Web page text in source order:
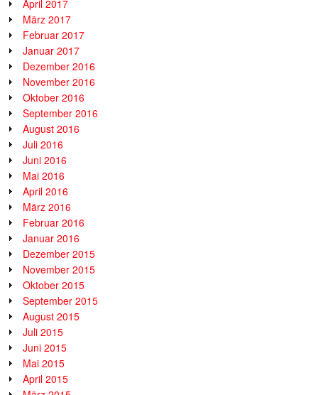
April 2017
März 2017
Februar 2017
Januar 2017
Dezember 2016
November 2016
Oktober 2016
September 2016
August 2016
Juli 2016
Juni 2016
Mai 2016
April 2016
März 2016
Februar 2016
Januar 2016
Dezember 2015
November 2015
Oktober 2015
September 2015
August 2015
Juli 2015
Juni 2015
Mai 2015
April 2015